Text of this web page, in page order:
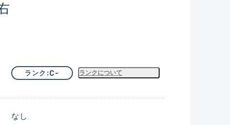
ランク C- ランクについて
なし